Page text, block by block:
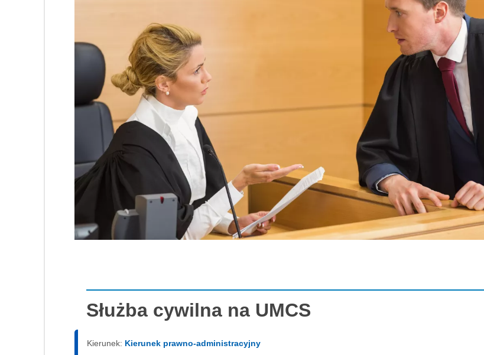
Służba cywilna na UMCS
Kierunek: Kierunek prawno-administracyjny